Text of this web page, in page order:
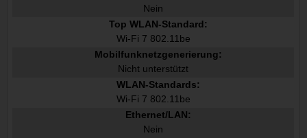
Nein
Top WLAN-Standard:
Wi-Fi 7 802.11be
Mobilfunknetzgenerierung:
Nicht unterstützt
WLAN-Standards:
Wi-Fi 7 802.11be
Ethernet/LAN:
Nein